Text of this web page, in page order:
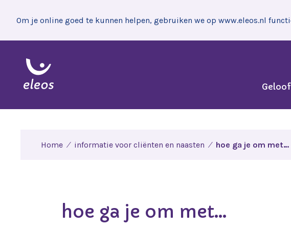
Om je online goed te kunnen helpen, gebruiken we op www.eleos.nl
Home informatie voor cliënten en naasten hoe ga je om met…
hoe ga je om met…